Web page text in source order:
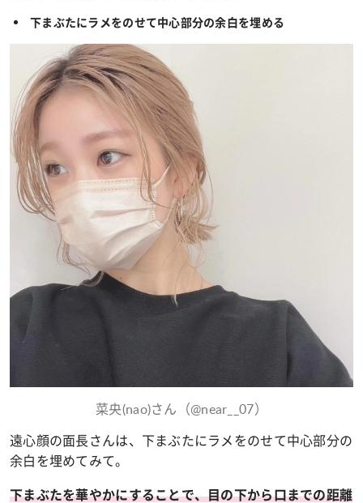
下まぶたにラメをのせて中心部分の余白を埋める
菜央(nao)さん（@near__07）
遠心顔の面長さんは、下まぶたにラメをのせて中心部分の
余白を埋めてみて。
下まぶたを華やかにすることで、目の下から口までの距離